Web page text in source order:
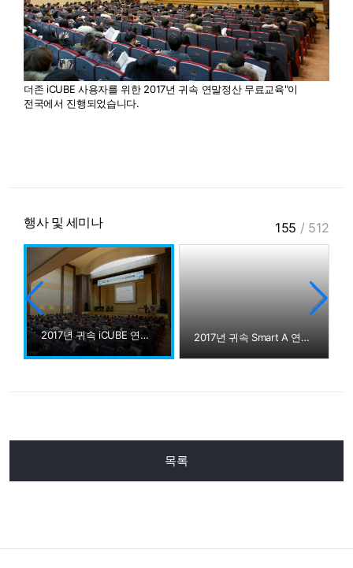
더존 iCUBE 사용자를 위한 2017년 귀속 연말정산 무료교육"이
전국에서 진행되었습니다.
행사 및 세미나
2017년 귀속 iCUBE 연말정산교육 2017년 귀속 Smart A 연말정산교육
155 / 512
목록